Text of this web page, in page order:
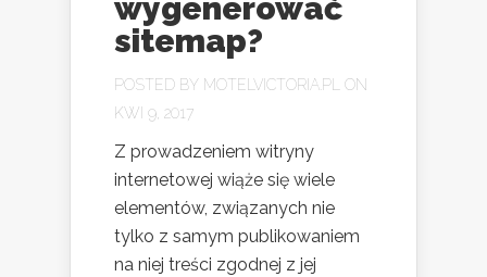
wygenerować
sitemap?
POSTED BY MOTELVICTORIA.PL ON
KWI 9, 2017
Z prowadzeniem witryny
internetowej wiąże się wiele
elementów, związanych nie
tylko z samym publikowaniem
na niej treści zgodnej z jej